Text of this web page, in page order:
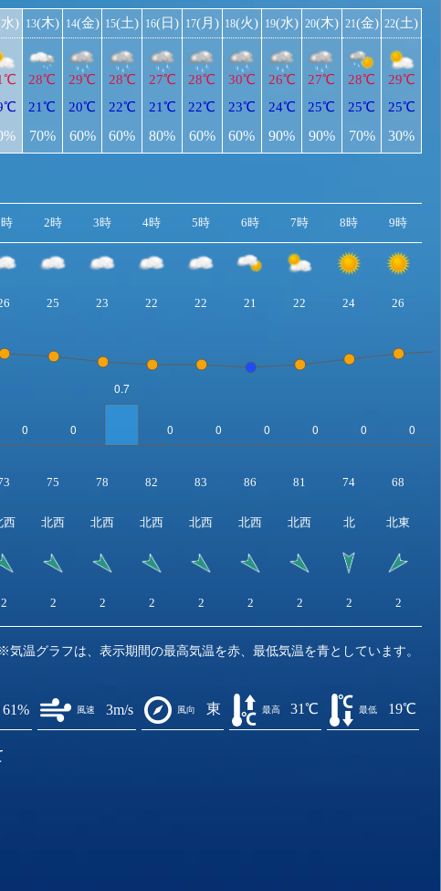
) 13(木)
28℃
21℃
70%
14(金)
29℃
20℃
60%
15(土)
28℃
22℃
60%
16(日)
27℃
21℃
80%
17(月)
28℃
22℃
60%
18(火)
30℃
23℃
60%
19(水)
26℃
24℃
90%
20(木)
27℃
25℃
90%
21(金)
28℃
25℃
70%
22(土)
29℃
25℃
30%
2時 3時 4時 5時 6時 7時 8時 9時
25 23 22 22 21 22 24 26
75 78 82 83 86 81 74 68
西 北西 北西 北西 北西 北西 北西 北 北東
2 2 2 2 2 2 2 2 2
※気温グラフは、表示期間の最高気温を赤、最低気温を青としています。
61% 風速 3m/s 風向 東 最高 31℃ 最低 19℃